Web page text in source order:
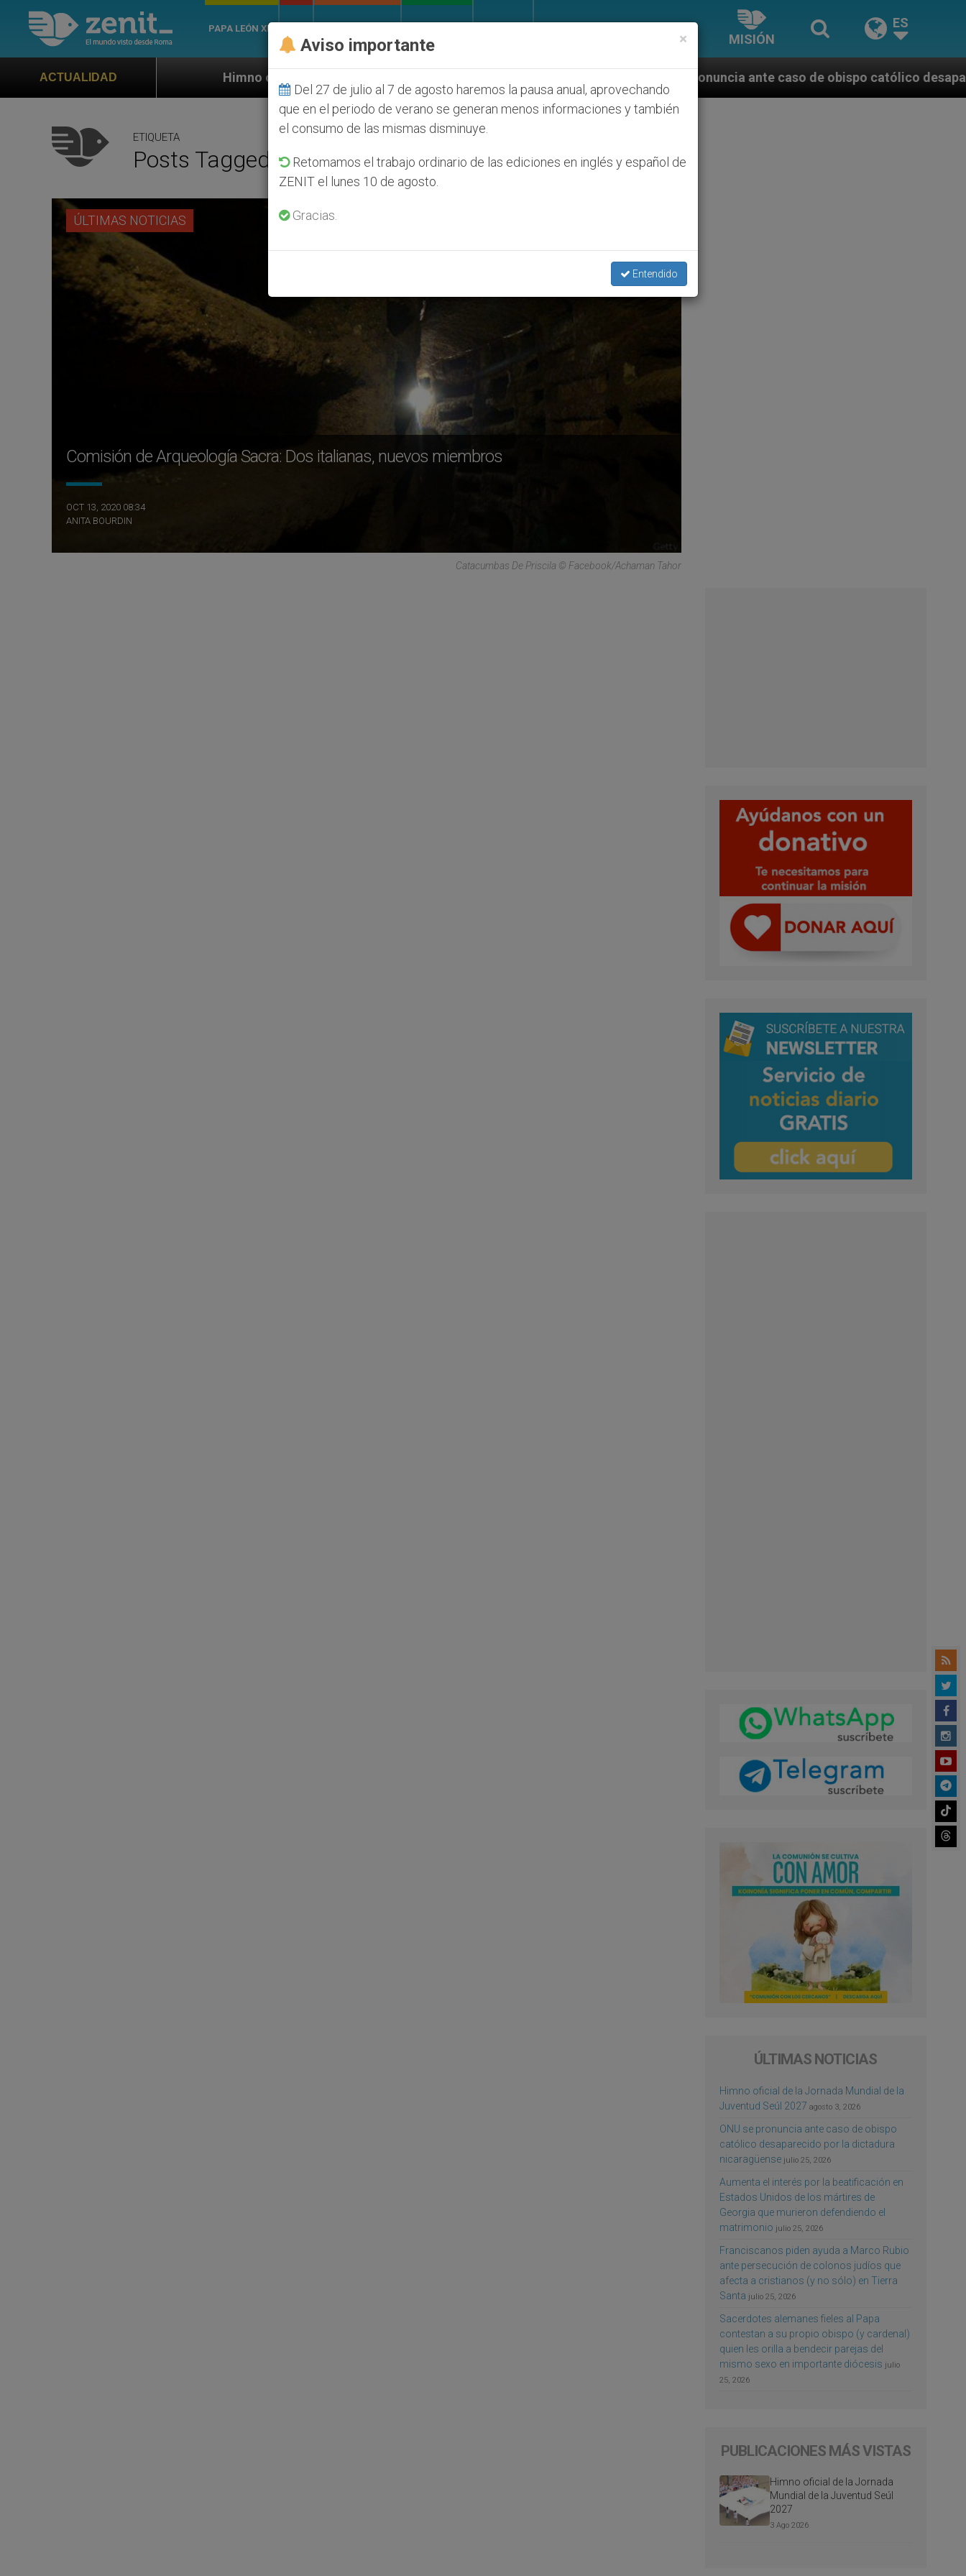
PAPA LEÓN XIV
MISIÓN
ES
ACTUALIDADHimno oficial de la Jornada Mundial de la Juventud Seúl 2027 ONU se pronuncia ante caso de obispo católico desaparecido por la dictadura
ETIQUETA
Posts Tagged ‘Rossana Martorelli’
ÚLTIMAS NOTICIAS
Comisión de Arqueología Sacra: Dos italianas, nuevos miembros
OCT 13, 2020 08:34
ANITA BOURDIN
Catacumbas De Priscila © Facebook/Achaman Tahor
ÚLTIMAS NOTICIAS
Himno oficial de la Jornada Mundial de la
Juventud Seúl 2027 agosto 3, 2026
ONU se pronuncia ante caso de obispo
católico desaparecido por la dictadura
nicaragüense julio 25, 2026
Aumenta el interés por la beatificación en
Estados Unidos de los mártires de
Georgia que murieron defendiendo el
matrimonio julio 25, 2026
Franciscanos piden ayuda a Marco Rubio
ante persecución de colonos judíos que
afecta a cristianos (y no sólo) en Tierra
Santa julio 25, 2026
Sacerdotes alemanes fieles al Papa
contestan a su propio obispo (y cardenal)
quien les orilla a bendecir parejas del
mismo sexo en importante diócesis julio
25, 2026
PUBLICACIONES MÁS VISTAS
Himno oficial de la Jornada
Mundial de la Juventud Seúl
2027
3 Ago 2026
×
Aviso importante
Del 27 de julio al 7 de agosto haremos la pausa anual, aprovechando
que en el periodo de verano se generan menos informaciones y también
el consumo de las mismas disminuye.
Retomamos el trabajo ordinario de las ediciones en inglés y español de
ZENIT el lunes 10 de agosto.
Gracias.
Entendido